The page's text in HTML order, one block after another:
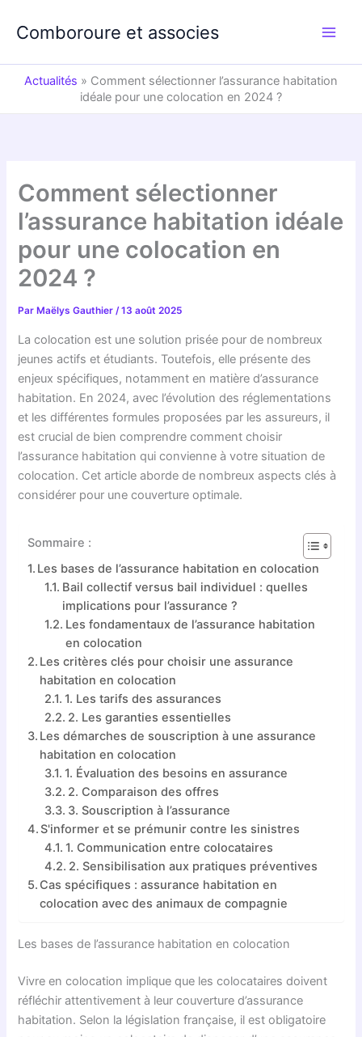
Comboroure et associes
Actualités » Comment sélectionner l’assurance habitation
idéale pour une colocation en 2024 ?
Comment sélectionner
l’assurance habitation idéale
pour une colocation en
2024 ?
Par Maëlys Gauthier/13 août 2025
La colocation est une solution prisée pour de nombreux
jeunes actifs et étudiants. Toutefois, elle présente des
enjeux spécifiques, notamment en matière d’assurance
habitation. En 2024, avec l’évolution des réglementations
et les différentes formules proposées par les assureurs, il
est crucial de bien comprendre comment choisir
l’assurance habitation qui convienne à votre situation de
colocation. Cet article aborde de nombreux aspects clés à
considérer pour une couverture optimale.
Sommaire :
Les bases de l’assurance habitation en colocation
Bail collectif versus bail individuel : quelles
implications pour l’assurance ?
Les fondamentaux de l’assurance habitation
en colocation
Les critères clés pour choisir une assurance
habitation en colocation
1. Les tarifs des assurances
2. Les garanties essentielles
Les démarches de souscription à une assurance
habitation en colocation
1. Évaluation des besoins en assurance
2. Comparaison des offres
3. Souscription à l’assurance
S'informer et se prémunir contre les sinistres
1. Communication entre colocataires
2. Sensibilisation aux pratiques préventives
Cas spécifiques : assurance habitation en
colocation avec des animaux de compagnie
Les bases de l’assurance habitation en colocation
Vivre en colocation implique que les colocataires doivent
réfléchir attentivement à leur couverture d’assurance
habitation. Selon la législation française, il est obligatoire